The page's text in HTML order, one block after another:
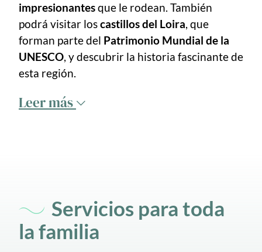
impresionantesque le rodean. También
podrá visitar loscastillos del Loira, que
forman parte del Patrimonio Mundial de la
UNESCO, y descubrir la historia fascinante de
esta región.
Leer más
Servicios para toda
la familia